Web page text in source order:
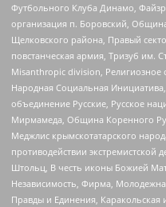
Футбольного Клуба Динамо,
организация п. Боровский,
Щелковского района, Правый
повстанческая армия, Тризуб им.
Misanthropic division, Религиозное
Народная Социальная
объединение Русские, Русское
Мирмамеда, Община Коренного
Меджлис крымскотатарского
противодействии экстремистской
Штольц, В честь иконы Божией
Независимость, Фирма,
Правды и Единения, Каракольская